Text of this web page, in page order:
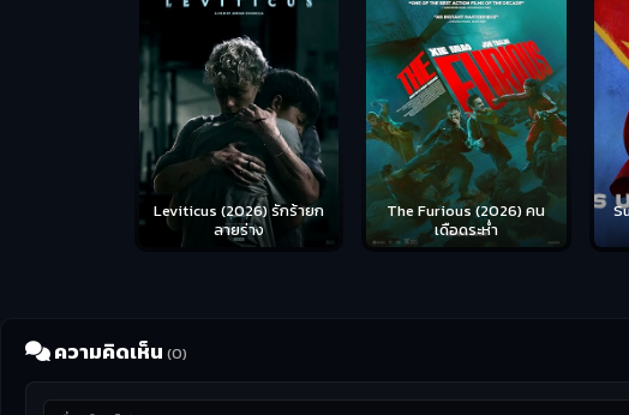
Leviticus (2026) รักร้ายก
ลายร่าง
The Furious (2026) คน
เดือดระห่ำ
ความคิดเห็น (0)